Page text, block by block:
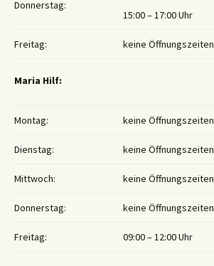
Donnerstag:
15:00 – 17:00 Uhr
Freitag: keine Öffnungszeiten
Maria Hilf:
Montag: keine Öffnungszeiten
Dienstag: keine Öffnungszeiten
Mittwoch: keine Öffnungszeiten
Donnerstag: keine Öffnungszeiten
Freitag: 09:00 – 12:00 Uhr